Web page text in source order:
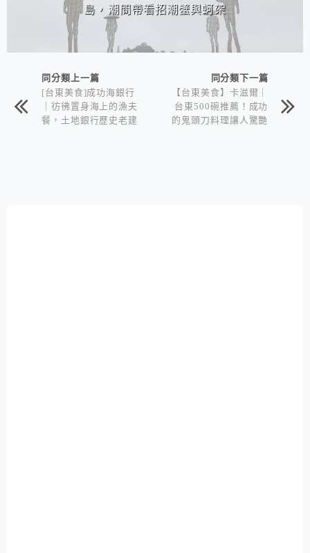
島，潮間帶看招潮蟹與蚵架
同分類上一篇
[台東美食]成功海銀行
｜彷彿置身海上的漁夫
餐，土地銀行歷史老建
同分類下一篇
【台東美食】卡滋爾｜
台東500碗推薦！成功
的鬼頭刀料理讓人驚艷